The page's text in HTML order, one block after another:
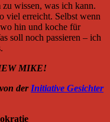
wissen, was ich kann.
viel erreicht. Selbst wenn
hin und koche für
soll noch passieren – ich
MIKE!
derInitiative Gesichter